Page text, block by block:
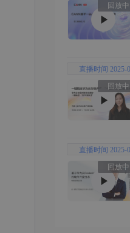
回放中
直播时间 2025-
回放中
直播时间 2025-
回放中